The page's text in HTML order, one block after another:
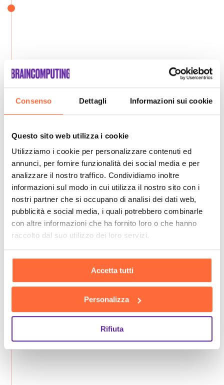
Consenso Dettagli Informazioni sui cookie
Questo sito web utilizza i cookie
Utilizziamo i cookie per personalizzare contenuti ed
annunci, per fornire funzionalità dei social media e per
analizzare il nostro traffico. Condividiamo inoltre
informazioni sul modo in cui utilizza il nostro sito con i
nostri partner che si occupano di analisi dei dati web,
pubblicità e social media, i quali potrebbero combinarle
con altre informazioni che ha fornito loro o che hanno
raccolto dal suo utilizzo dei loro servizi.
Accetta tutti
Personalizza
Rifiuta